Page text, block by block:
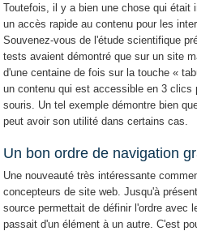
Toutefois, il y a bien une chose qui
un accès rapide au contenu pour les
Souvenez-vous de l'étude scientifique
tests avaient démontré que sur un site
d'une centaine de fois sur la touche «
un contenu qui est accessible en 3 clics
souris. Un tel exemple démontre bien
peut avoir son utilité dans certains cas.
Un bon ordre de navigation
Une nouveauté très intéressante
concepteurs de site web. Jusqu'à
source permettait de définir l'ordre avec
passait d'un élément à un autre. C'est